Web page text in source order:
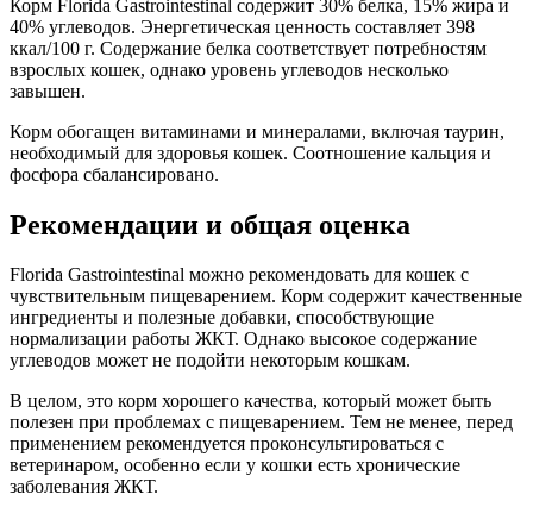
Корм Florida Gastrointestinal содержит 30% белка, 15% жира и
40% углеводов. Энергетическая ценность составляет 398
ккал/100 г. Содержание белка соответствует потребностям
взрослых кошек, однако уровень углеводов несколько
завышен.
Корм обогащен витаминами и минералами, включая таурин,
необходимый для здоровья кошек. Соотношение кальция и
фосфора сбалансировано.
Рекомендации и общая оценка
Florida Gastrointestinal можно рекомендовать для кошек с
чувствительным пищеварением. Корм содержит качественные
ингредиенты и полезные добавки, способствующие
нормализации работы ЖКТ. Однако высокое содержание
углеводов может не подойти некоторым кошкам.
В целом, это корм хорошего качества, который может быть
полезен при проблемах с пищеварением. Тем не менее, перед
применением рекомендуется проконсультироваться с
ветеринаром, особенно если у кошки есть хронические
заболевания ЖКТ.